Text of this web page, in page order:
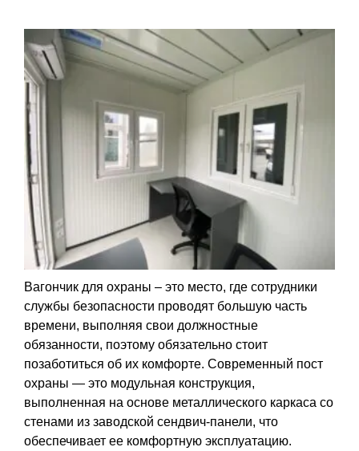
Вагончик для охраны – это место, где сотрудники
службы безопасности проводят большую часть
времени, выполняя свои должностные
обязанности, поэтому обязательно стоит
позаботиться об их комфорте. Современный пост
охраны — это модульная конструкция,
выполненная на основе металлического каркаса со
стенами из заводской сендвич-панели, что
обеспечивает ее комфортную эксплуатацию.